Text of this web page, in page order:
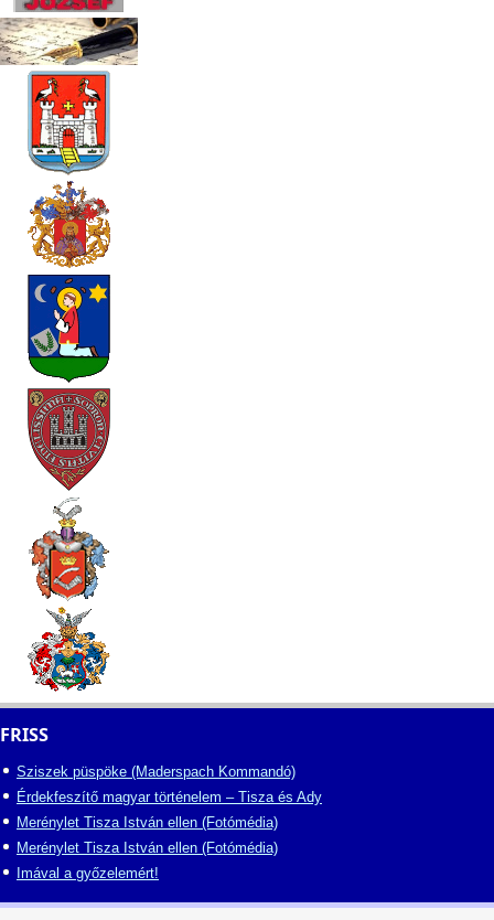
FRISS
Sziszek püspöke (Maderspach Kommandó)
Érdekfeszítő magyar történelem – Tisza és Ady
Merénylet Tisza István ellen (Fotómédia)
Merénylet Tisza István ellen (Fotómédia)
Imával a győzelemért!